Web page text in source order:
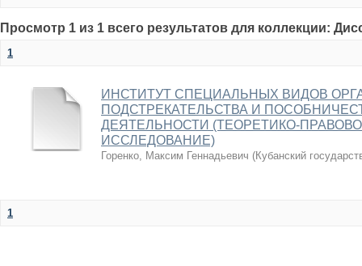
Просмотр 1 из 1 всего результатов для коллекции:
1
ИНСТИТУТ СПЕЦИАЛЬНЫХ ВИДОВ
ПОДСТРЕКАТЕЛЬСТВА И
ДЕЯТЕЛЬНОСТИ (ТЕОРЕТИКО-
ИССЛЕДОВАНИЕ)
Горенко, Максим Геннадьевич (Кубанский
1